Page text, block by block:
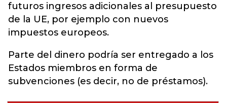
futuros ingresos adicionales al presupuesto
de la UE, por ejemplo con nuevos
impuestos europeos.
Parte del dinero podría ser entregado a los
Estados miembros en forma de
subvenciones (es decir, no de préstamos).